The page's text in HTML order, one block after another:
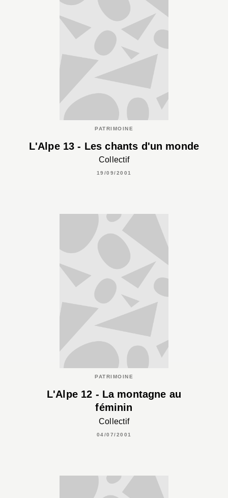
PATRIMOINE
L'Alpe 13 - Les chants d'un monde
Collectif
19/09/2001
PATRIMOINE
L'Alpe 12 - La montagne au
féminin
Collectif
04/07/2001